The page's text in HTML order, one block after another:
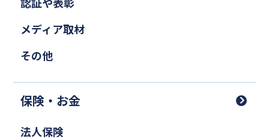
メディア取材
その他
保険・お金
法人保険